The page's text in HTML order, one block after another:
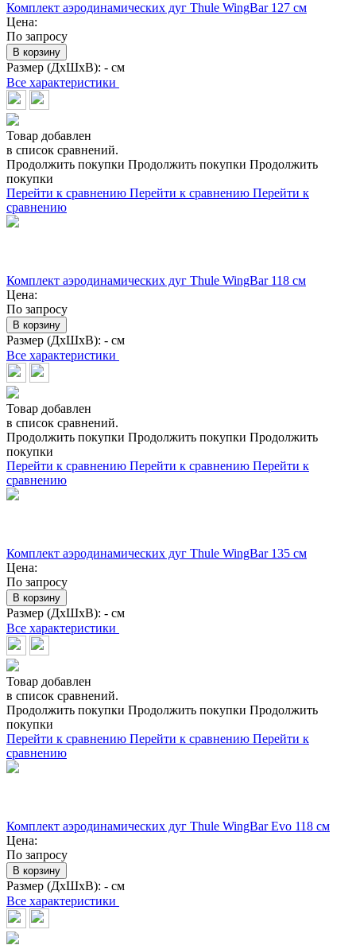
Комплект аэродинамических дуг Thule WingBar 127 см
Цена:
По запросу
В корзину
Размер (ДхШхВ): - см
Все характеристики
Товар добавлен
в список сравнений.
Продолжить покупки Продолжить покупки Продолжить
покупки
Перейти к сравнению Перейти к сравнению Перейти к
сравнению
Комплект аэродинамических дуг Thule WingBar 118 см
Цена:
По запросу
В корзину
Размер (ДхШхВ): - см
Все характеристики
Товар добавлен
в список сравнений.
Продолжить покупки Продолжить покупки Продолжить
покупки
Перейти к сравнению Перейти к сравнению Перейти к
сравнению
Комплект аэродинамических дуг Thule WingBar 135 см
Цена:
По запросу
В корзину
Размер (ДхШхВ): - см
Все характеристики
Товар добавлен
в список сравнений.
Продолжить покупки Продолжить покупки Продолжить
покупки
Перейти к сравнению Перейти к сравнению Перейти к
сравнению
Комплект аэродинамических дуг Thule WingBar Evo 118 см
Цена:
По запросу
В корзину
Размер (ДхШхВ): - см
Все характеристики